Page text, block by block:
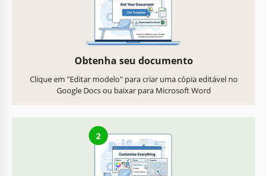
Obtenha seu documento
Clique em "Editar modelo" para criar uma cópia editável no
Google Docs ou baixar para Microsoft Word
2